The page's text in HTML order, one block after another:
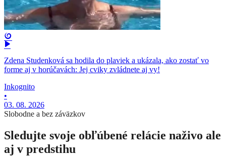
Zdena Studenková sa hodila do plaviek a ukázala, ako zostať vo
forme aj v horúčavách: Jej cviky zvládnete aj vy!
Inkognito
•
03. 08. 2026
Slobodne a bez záväzkov
Sledujte svoje obľúbené relácie naživo ale
aj v predstihu